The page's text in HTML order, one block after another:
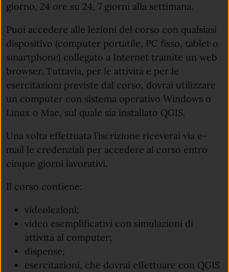
giorno, 24 ore su 24, 7 giorni alla settimana.
Puoi accedere alle lezioni del corso con qualsiasi
dispositivo (computer portatile, PC fisso, tablet o
smartphone) collegato a Internet tramite un web
browser. Tuttavia, per le attività e per le
esercitazioni previste dal corso, dovrai utilizzare
un computer con sistema operativo Windows o
Linux o Mac, sul quale sia installato QGIS.
Una volta effettuata l’iscrizione riceverai via e-
mail le credenziali per accedere al corso entro
cinque giorni lavorativi.
Il corso contiene:
videolezioni;
video esemplificativi con simulazioni di
attività al computer;
dispense;
esercitazioni, che dovrai effettuare con QGIS